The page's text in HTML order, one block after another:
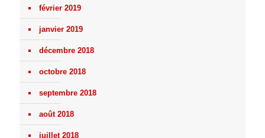
février 2019
janvier 2019
décembre 2018
octobre 2018
septembre 2018
août 2018
juillet 2018